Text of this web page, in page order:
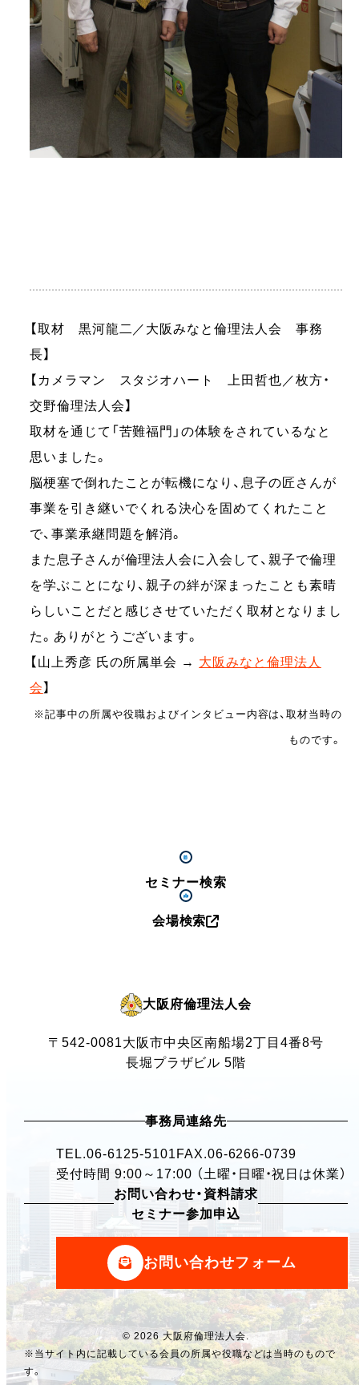
【取材 黒河龍二／大阪みなと倫理法人会 事務
長】
【カメラマン スタジオハート 上田哲也／枚方・
交野倫理法人会】
取材を通じて「苦難福門」の体験をされているなと
思いました。
脳梗塞で倒れたことが転機になり、息子の匠さんが
事業を引き継いでくれる決心を固めてくれたこと
で、事業承継問題を解消。
また息子さんが倫理法人会に入会して、親子で倫理
を学ぶことになり、親子の絆が深まったことも素晴
らしいことだと感じさせていただく取材となりまし
た。ありがとうございます。
【山上秀彦 氏の所属単会 → 大阪みなと倫理法人
会 】
※記事中の所属や役職およびインタビュー内容は、取材当時の
ものです。
セミナー検索
会場検索
大阪府倫理法人会
〒542-0081大阪市中央区南船場2丁目4番8号
長堀プラザビル 5階
事務局連絡先
TEL.06-6125-5101 FAX.06-6266-0739
受付時間 9:00～17:00 （土曜・日曜・祝日は休業）
お問い合わせ・資料請求
セミナー参加申込
お問い合わせフォーム
© 2026 大阪府倫理法人会.
※当サイト内に記載している会員の所属や役職などは当時のもので
す。